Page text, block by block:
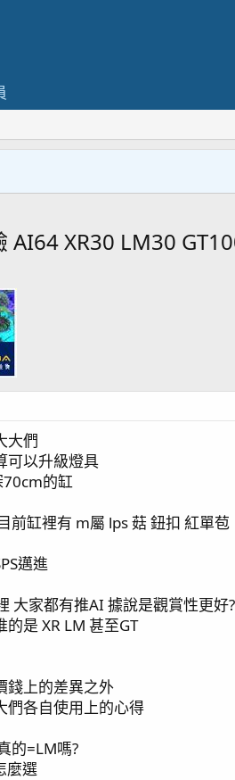
AI64 XR30 LM30
大們
可以升級燈具
70cm的缸
前缸裡有 m屬 lps 菇 鈕扣 紅單苞
邁進
大家都有推AI 據說是觀賞性更好?
是 XR LM 甚至GT
錢上的差異之外
們各自使用上的心得
的=LM嗎?
麼選